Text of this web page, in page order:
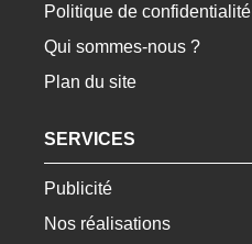
Politique de confidentialité
Qui sommes-nous ?
Plan du site
SERVICES
Publicité
Nos réalisations